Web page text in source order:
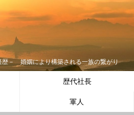
歴－ 婚姻により構築される一族の繋がり
歴代社長
軍人